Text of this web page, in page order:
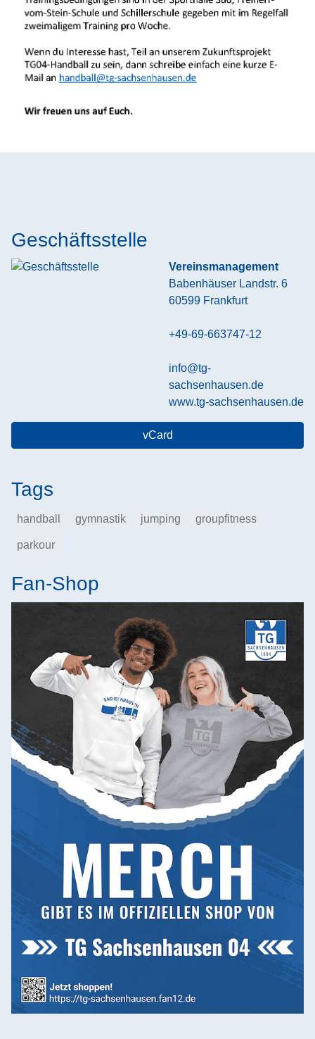
Geschäftsstelle
Vereinsmanagement
Babenhäuser Landstr. 6
60599 Frankfurt
+49-69-663747-12
info@tg-
sachsenhausen.de
www.tg-sachsenhausen.de
vCard
Tags
handball gymnastik jumping groupfitness
parkour
Fan-Shop